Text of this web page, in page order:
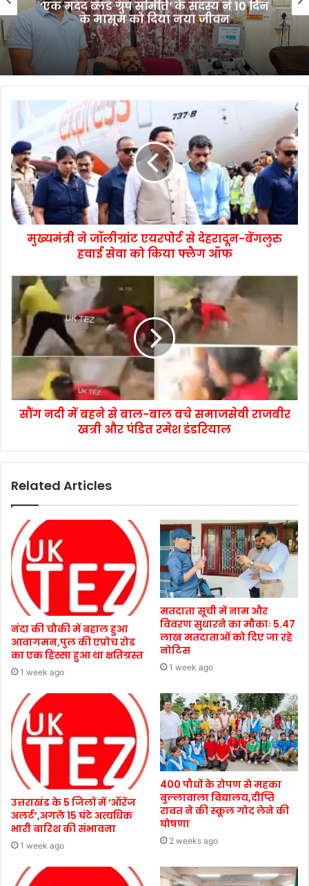
मदद ब्लड ग्रुप समिति’ के सदस्य ने 10 दिन
के मासूम को दिया नया जीवन
मुख्यमंत्री ने जॉलीग्रांट एयरपोर्ट से देहरादून-बेंगलुरु
हवाई सेवा को किया फ्लैग ऑफ
सौंग नदी में बहने से बाल-बाल बचे समाजसेवी राजबीर
खत्री और पंडित रमेश डंडरियाल
Related Articles
नंदा की चौकी में बहाल हुआ
आवागमन,पुल की एप्रोच रोड
का एक हिस्सा हुआ था क्षतिग्रस्त
1 week ago
मतदाता सूची में नाम और
विवरण सुधारने का मौकाः 5.47
लाख मतदाताओं को दिए जा रहे
नोटिस
1 week ago
उत्तराखंड के 5 जिलों में ‘ऑरेंज
अलर्ट’,अगले 15 घंटे अत्यधिक
भारी बारिश की संभावना
1 week ago
400 पौधों के रोपण से महका
बुल्लावाला विद्यालय,दीप्ति
रावत ने की स्कूल गोद लेने की
घोषणा
2 weeks ago